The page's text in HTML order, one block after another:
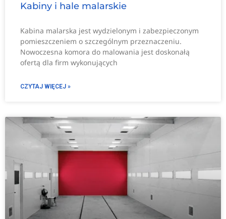
Kabiny i hale malarskie
Kabina malarska jest wydzielonym i zabezpieczonym
pomieszczeniem o szczególnym przeznaczeniu.
Nowoczesna komora do malowania jest doskonałą
ofertą dla firm wykonujących
CZYTAJ WIĘCEJ »